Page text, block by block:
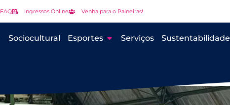
FAQ Ingressos Online Venha para o Paineiras!
Sociocultural Esportes Serviços Sustentabilidade